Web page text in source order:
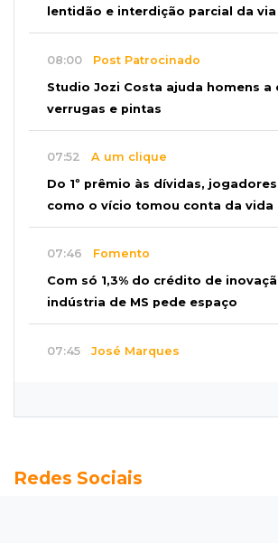
lentidão e interdição parcial da via
08:00 Post Patrocinado
Studio Jozi Costa ajuda homens a
verrugas e pintas
07:52 A um clique
Do 1º prêmio às dívidas,
como o vício tomou conta da vida
07:46 Fomento
Com só 1,3% do crédito de
indústria de MS pede espaço
07:45 José Marques
Adolescente suspeito de queimar
Redes Sociais